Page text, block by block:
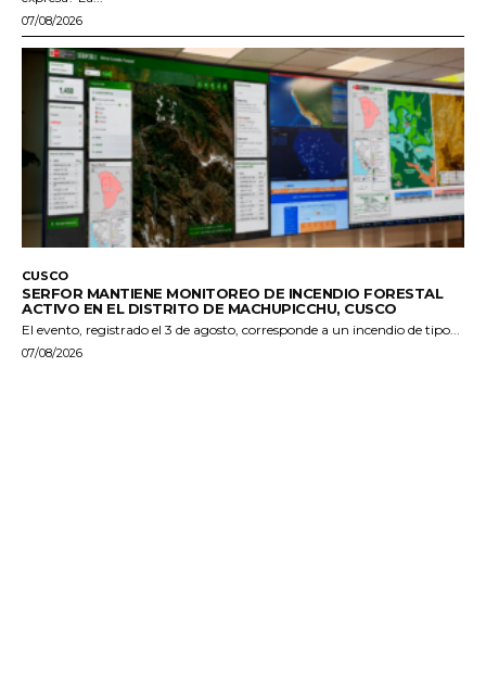
07/08/2026
CUSCO
SERFOR MANTIENE MONITOREO DE INCENDIO FORESTAL
ACTIVO EN EL DISTRITO DE MACHUPICCHU, CUSCO
El evento, registrado el 3 de agosto, corresponde a un incendio de tipo...
07/08/2026